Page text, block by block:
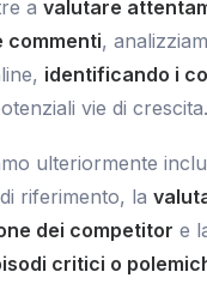
a valutare
commenti,
identificando i
vie di crescita.
ulteriormente
riferimento, la
dei competitor e
critici o